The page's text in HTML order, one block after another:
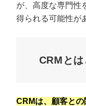
が、高度な専門性
得られる可能性が
CRMと
CRMは、顧客と